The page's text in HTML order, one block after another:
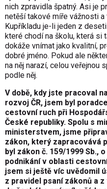
nich zpravidla špatný. Asi je
netěší takové míře vážnosti
Kupříkladu je-li jeden z
které chodí na školu, která si
dokáže vnímat jako kvalitní,
dobré jméno. Pokud ale
na něj narazí, celou veřejnou
podle něj.
V době, kdy jste pracoval
rozvoj ČR, jsem byl
cestovní ruch při
České republiky. Spolu s
ministerstvem, jsme
zákon, který zapracovává
byl zákon č. 159/1999 Sb.,
podnikání v oblasti
jsem si ještě víc uvědomil
z pravidel psaní zákonů a